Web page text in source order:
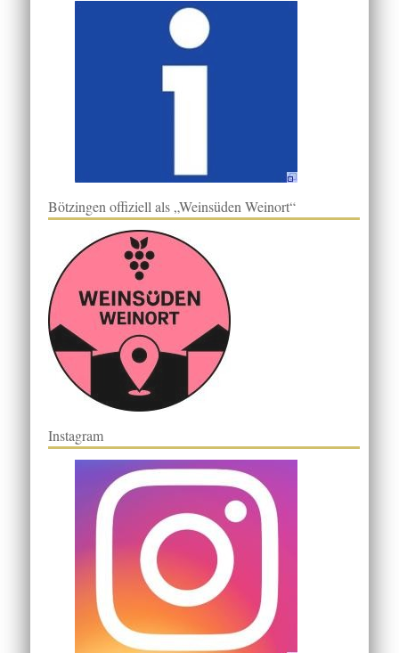
Bötzingen offiziell als „Weinsüden Weinort“
Instagram